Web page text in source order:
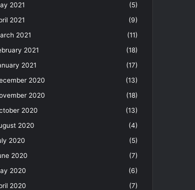
2021
(5)
2021
(9)
2021
(11)
2021
(18)
2021
(17)
2020
(13)
2020
(18)
2020
(13)
2020
(4)
2020
(5)
2020
(7)
2020
(6)
2020
(7)